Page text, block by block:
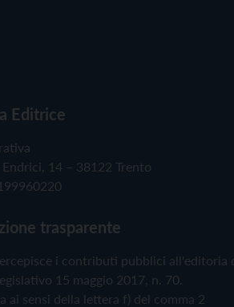
Editrice
14 – 38122 Trento
trasparente
i contributi pubblici all'editoria
15 maggio 2017, n. 70.
ai sensi della lettera f) del comma 2